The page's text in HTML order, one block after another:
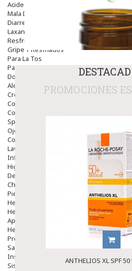
Acidez, Gases Y Ardores
Mala Digestion
Diarrea / Estreñimiento / Vómitos
Laxantes
Resfriados
Gripe Y Resfriados
Para La Tos
Para Descongestionar La Nariz
Dolor De Garganta
Alergias Y Picaduras
Cremas
Comprimidos
Colirios
Sprays
Ojos Y Oidos
Congestión
Lavado Ojos
Inflamación Del Oido (otitis)
Higiene Oido
Deshabituación Tabaquismo
Chicles
Piel
Herpes Y Hongos
Heridas Y úlceras
Aparato Genital
Hemorroides
Protectores Y Emolientes
Salud
Insomnio
Sistema Nervioso
PROMOCIONES
ANTHELIOS XL SPF 50